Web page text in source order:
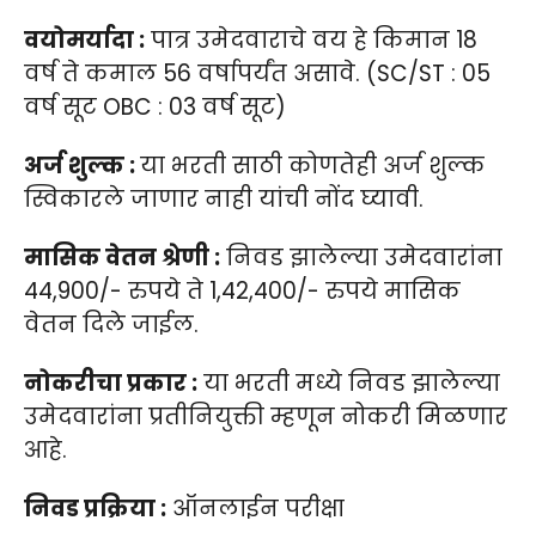
वयोमर्यादा :पात्र उमेदवाराचे वय हे किमान 18
वर्ष ते कमाल 56 वर्षापर्यंत असावे. (SC/ST : 05
वर्ष सूट OBC : 03 वर्ष सूट)
अर्ज शुल्क :या भरती साठी कोणतेही अर्ज शुल्क
स्विकारले जाणार नाही यांची नोंद घ्यावी.
मासिक वेतन श्रेणी :निवड झालेल्या उमेदवारांना
44,900/- रुपये ते 1,42,400/- रुपये मासिक
वेतन दिले जाईल.
नोकरीचा प्रकार :या भरती मध्ये निवड झालेल्या
उमेदवारांना प्रतीनियुक्ती म्हणून नोकरी मिळणार
आहे.
निवड प्रक्रिया : ऑनलाईन परीक्षा